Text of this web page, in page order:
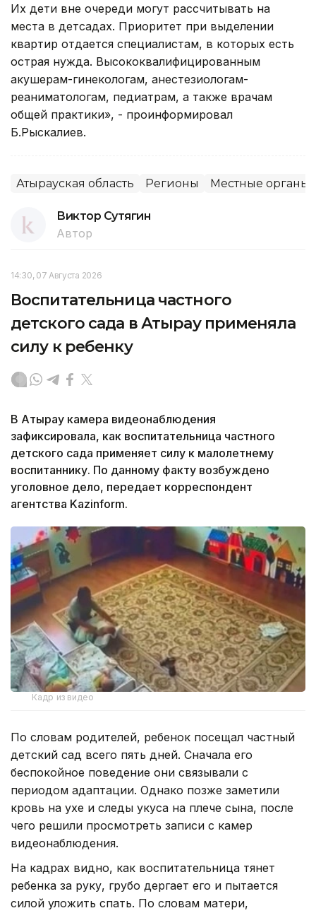
Их дети вне очереди могут рассчитывать на
места в детсадах. Приоритет при выделении
квартир отдается специалистам, в которых есть
острая нужда. Высококвалифицированным
акушерам-гинекологам, анестезиологам-
реаниматологам, педиатрам, а также врачам
общей практики», - проинформировал
Б.Рыскалиев.
Атырауская область Регионы Местные органы
Виктор Сутягин
Автор
14:30, 07 Августа 2026
Воспитательница частного
детского сада в Атырау применяла
силу к ребенку
В Атырау камера видеонаблюдения
зафиксировала, как воспитательница частного
детского сада применяет силу к малолетнему
воспитаннику. По данному факту возбуждено
уголовное дело, передает корреспондент
агентства Kazinform.
Кадр из видео
По словам родителей, ребенок посещал частный
детский сад всего пять дней. Сначала его
беспокойное поведение они связывали с
периодом адаптации. Однако позже заметили
кровь на ухе и следы укуса на плече сына, после
чего решили просмотреть записи с камер
видеонаблюдения.
На кадрах видно, как воспитательница тянет
ребенка за руку, грубо дергает его и пытается
силой уложить спать. По словам матери,